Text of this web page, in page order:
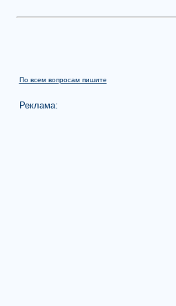
По всем вопросам пишите
Реклама: